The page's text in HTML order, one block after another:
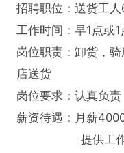
招聘职位：送货工人
工作时间：早1点或
岗位职责：卸货，
店送货
岗位要求：认真负
薪资待遇：月薪
提供工